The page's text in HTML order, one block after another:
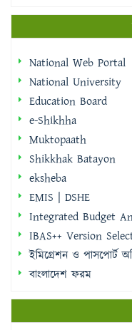
National Web Portal
National University
Education Board
e-Shikhha
Muktopaath
Shikkhak Batayon
eksheba
EMIS | DSHE
Integrated Budget
IBAS++ Version
ইমিগ্রেশন ও পাসপোর্ট
বাংলাদেশ ফরম